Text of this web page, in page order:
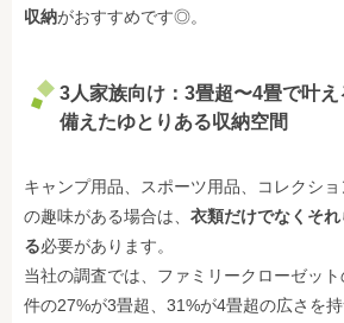
収納がおすすめです◎。
3人家族向け： 3畳超〜4畳で叶え
備えたゆとりある収納空間
キャンプ用品、スポーツ用品、コレクショ
の趣味がある場合は、 衣類だけでなくそ
る必要があります。
当社の調査では、ファミリークローゼッ
件の27%が3畳超、31%が4畳超の広さを